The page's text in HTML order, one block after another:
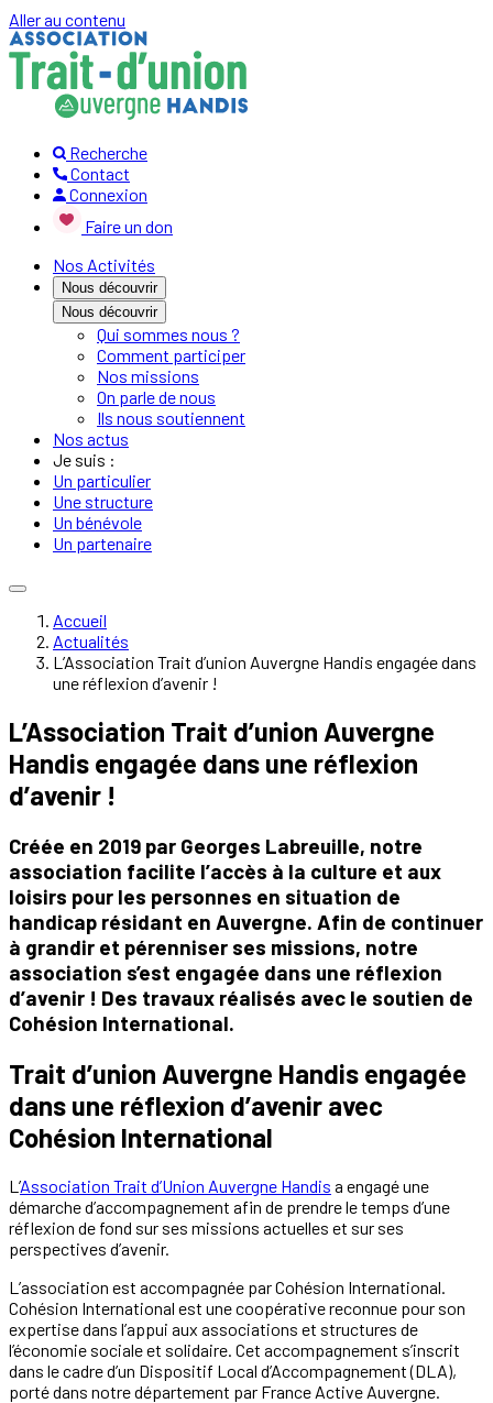
Aller au contenu
Recherche
Contact
Connexion
Faire un don
Nos Activités
Nous découvrir
Nous découvrir
Qui sommes nous ?
Comment participer
Nos missions
On parle de nous
Ils nous soutiennent
Nos actus
Je suis :
Un particulier
Une structure
Un bénévole
Un partenaire
Accueil
Actualités
L’Association Trait d’union Auvergne Handis engagée dans
une réflexion d’avenir !
L’Association Trait d’union Auvergne
Handis engagée dans une réflexion
d’avenir !
Créée en 2019 par Georges Labreuille, notre
association facilite l’accès à la culture et aux
loisirs pour les personnes en situation de
handicap résidant en Auvergne. Afin de continuer
à grandir et pérenniser ses missions, notre
association s’est engagée dans une réflexion
d’avenir ! Des travaux réalisés avec le soutien de
Cohésion International.
Trait d’union Auvergne Handis engagée
dans une réflexion d’avenir avec
Cohésion International
L’Association Trait d’Union Auvergne Handis a engagé une
démarche d’accompagnement afin de prendre le temps d’une
réflexion de fond sur ses missions actuelles et sur ses
perspectives d’avenir.
L’association est accompagnée par Cohésion International.
Cohésion International est une coopérative reconnue pour son
expertise dans l’appui aux associations et structures de
l’économie sociale et solidaire. Cet accompagnement s’inscrit
dans le cadre d’un Dispositif Local d’Accompagnement (DLA),
porté dans notre département par France Active Auvergne.